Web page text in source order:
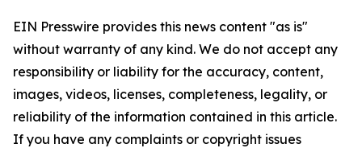
EIN Presswire provides this news content "as is"
without warranty of any kind. We do not accept any
responsibility or liability for the accuracy, content,
images, videos, licenses, completeness, legality, or
reliability of the information contained in this article.
If you have any complaints or copyright issues